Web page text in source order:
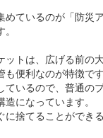
めているのが「防災
ットは、広げる前の
便利なのが特徴です
ているので、普通の
になっています。
に捨てることができ